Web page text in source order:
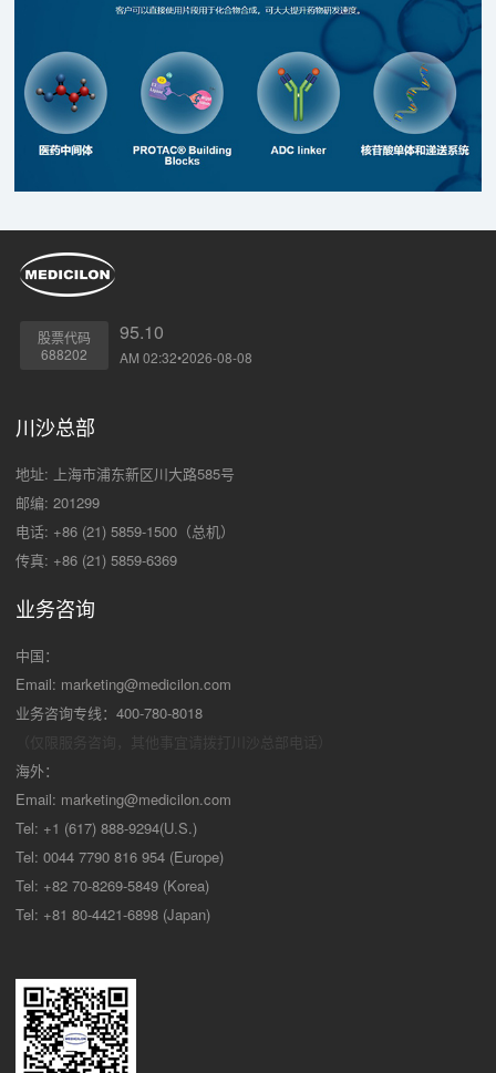
股票代码
688202
95.10
AM 02:32•2026-08-08
川沙总部
地址: 上海市浦东新区川大路585号
邮编: 201299
电话: +86 (21) 5859-1500（总机）
传真: +86 (21) 5859-6369
业务咨询
中国：
Email: marketing@medicilon.com
业务咨询专线：400-780-8018
海外：
Email: marketing@medicilon.com
Tel: +1 (617) 888-9294(U.S.)
Tel: 0044 7790 816 954 (Europe)
Tel: +82 70-8269-5849 (Korea)
Tel: +81 80-4421-6898 (Japan)